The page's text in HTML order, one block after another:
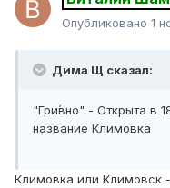
Опубликовано 1
Дима Щ сказал:
"Гри́вно" - Открыта в
название Климовка
Климовка или Климовск